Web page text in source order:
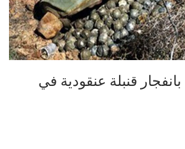
قنبلة عنقودية في